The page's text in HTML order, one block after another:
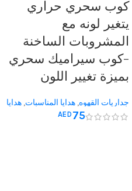
كوب سحري حراري
يتغير لونه مع
المشروبات الساخنة
-كوب سيراميك سحري
بميزة تغيير اللون
جداريات القهوه, هدايا المناسبات, هدايا
عيد الاب,هدايا عيد الميلاد
AED 75